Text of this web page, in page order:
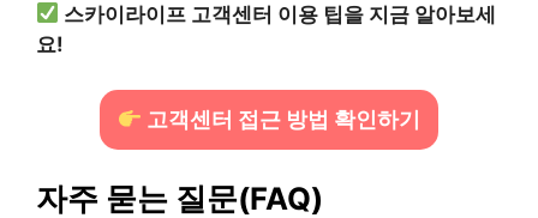
스카이라이프 고객센터 이용 팁을 지금 알아보세
요!
고객센터 접근 방법 확인하기
자주 묻는 질문(FAQ)